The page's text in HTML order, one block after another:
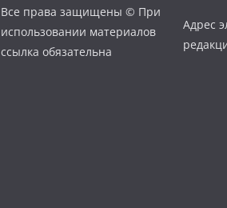
Все права защищены © При
использовании материалов
ссылка обязательна
Адрес